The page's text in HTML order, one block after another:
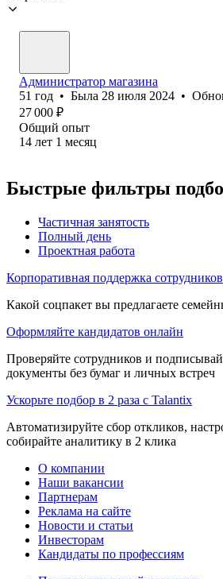
Администратор магазина
51 год • Была 28 июля 2024 •
27 000 ₽
Общий опыт
14 лет 1 месяц
Быстрые фильтры
Частичная занятость
Полный день
Проектная работа
Корпоративная поддержка сотрудников
Какой соцпакет вы предлагаете
Оформляйте кандидатов онлайн
Проверяйте сотрудников и
документы без бумаг и личных встреч
Ускорьте подбор в 2 раза с Talantix
Автоматизируйте сбор откликов,
собирайте аналитику в 2 клика
О компании
Наши вакансии
Партнерам
Реклама на сайте
Новости и статьи
Инвесторам
Кандидаты по профессиям